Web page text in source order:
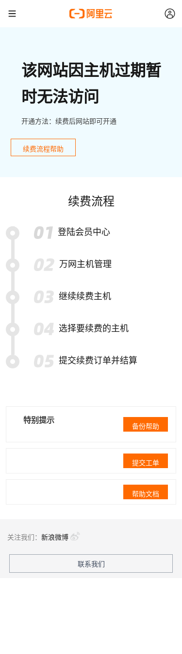
该网站因主机过期暂
时无法访问
开通方法：续费后网站即可开通
续费流程帮助
续费流程
登陆会员中心
万网主机管理
继续续费主机
选择要续费的主机
提交续费订单并结算
特别提示
备份帮助
提交工单
帮助文档